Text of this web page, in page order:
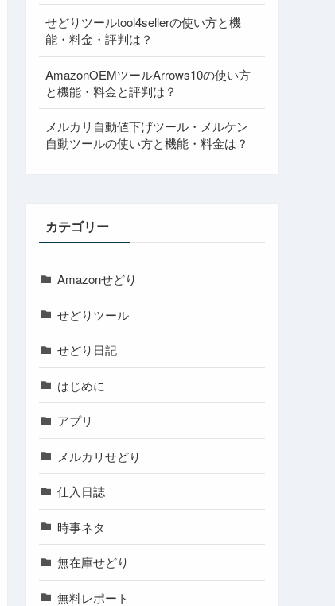
せどりツールtool4sellerの使い方と機
能・料金・評判は？
AmazonOEMツールArrows10の使い方
と機能・料金と評判は？
メルカリ自動値下げツール・メルケン
自動ツールの使い方と機能・料金は？
カテゴリー
Amazonせどり
せどりツール
せどり日記
はじめに
アプリ
メルカリせどり
仕入日誌
時事ネタ
無在庫せどり
無料レポート